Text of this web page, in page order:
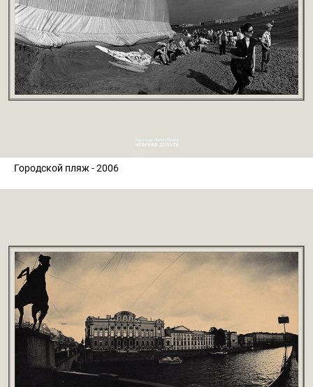
Городской пляж - 2006